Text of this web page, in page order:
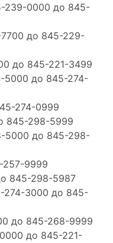
239-0000 до 845-
до 845-229-
до 845-221-3499
5000 до 845-274-
274-0999
845-298-5999
5000 до 845-298-
9999
845-298-5987
274-3000 до 845-
до 845-268-9999
до 845-221-